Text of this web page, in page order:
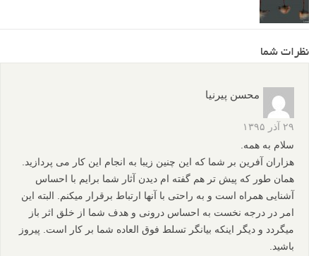
نظرات شما
محسن پیرنیا
۲۹ آذر ۱۳۹۵
سلام به همه.
هزاران آفرین بر شما که این چنین زیبا به انجام این کار می پردازید.
همان طور که پیش تر هم گفته ام دیدن آثار شما برایم با احساس
آشنایی همراه است و به راحتی با آنها ارتباط برقرار میکنم. البته این
امر در درجه نخست به احساس درونی و هدف شما از خلق اثر باز
میگردد و دیگر اینکه بیانگر تسلط فوق العاده شما بر کار است. پیروز
باشید.